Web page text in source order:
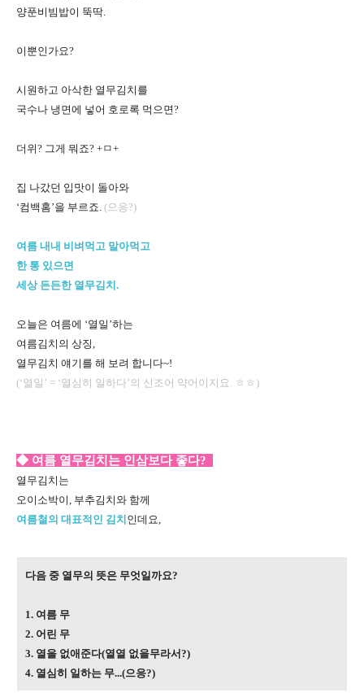
양푼비빔밥이 뚝딱.
이뿐인가요?
시원하고 아삭한 열무김치를
국수나 냉면에 넣어 호로록 먹으면?
더위? 그게 뭐죠? +ㅁ+
집 나갔던 입맛이 돌아와
‘컴백홈’을 부르죠. (으응?)
여름 내내 비벼먹고 말아먹고
한 통 있으면
세상 든든한 열무김치.
오늘은 여름에 ‘열일’하는
여름김치의 상징,
열무김치 얘기를 해 보려 합니다~!
(‘열일’ = ‘열심히 일하다’의 신조어 약어이지요. ㅎㅎ)
◆ 여름 열무김치는 인삼보다 좋다?
열무김치는
오이소박이, 부추김치와 함께
여름철의 대표적인 김치 인데요,
다음 중 열무의 뜻은 무엇일까요?
1. 여름 무
2. 어린 무
3. 열을 없애준다(열열 없을무라서?)
4. 열심히 일하는 무...(으응?)